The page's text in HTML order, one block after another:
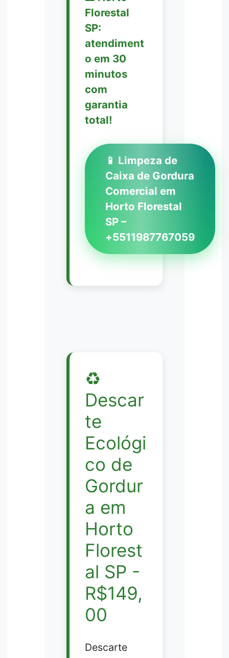
Florestal
SP:
atendiment
o em 30
minutos
com
garantia
total!
📱 Limpeza de
Caixa de Gordura
Comercial em
Horto Florestal
SP –
+5511987767059
♻️
Descar
te
Ecológi
co de
Gordur
a em
Horto
Florest
al SP -
R$149,
00
Descarte